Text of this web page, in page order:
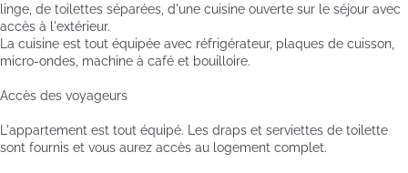
linge, de toilettes séparées, d'une cuisine ouverte sur le séjour avec
accès à l'extérieur.
La cuisine est tout équipée avec réfrigérateur, plaques de cuisson,
micro-ondes, machine à café et bouilloire.
Accès des voyageurs
L'appartement est tout équipé. Les draps et serviettes de toilette
sont fournis et vous aurez accès au logement complet.